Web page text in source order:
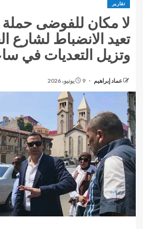
تقارير
لا مكان للفوضى حملة
تعيد الانضباط لشارع
وتزيل التعديات في
عماد إبراهيم 9 يونيو، 2026